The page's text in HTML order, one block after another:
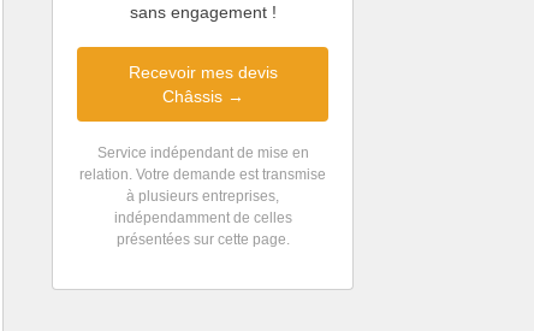
sans engagement !
Recevoir mes devis
Châssis →
Service indépendant de mise en
relation. Votre demande est transmise
à plusieurs entreprises,
indépendamment de celles
présentées sur cette page.